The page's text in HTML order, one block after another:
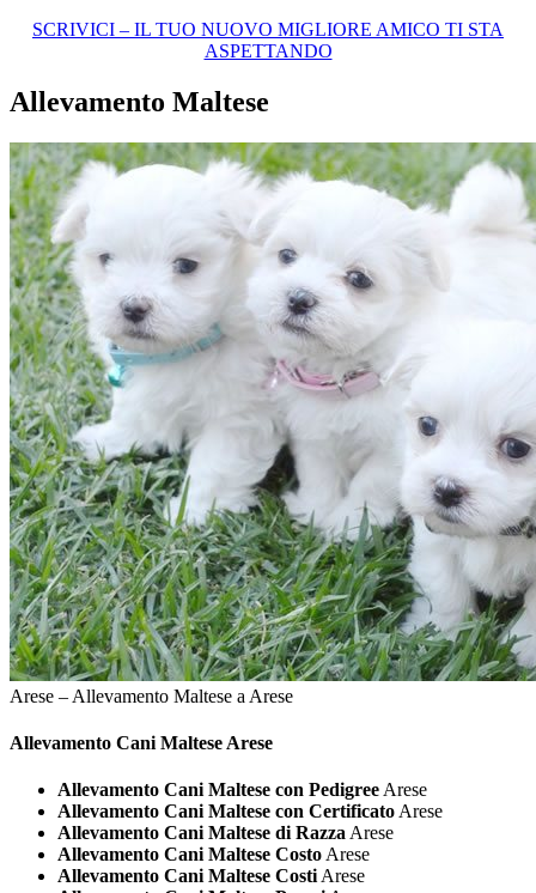
SCRIVICI – IL TUO NUOVO MIGLIORE AMICO TI STA
ASPETTANDO
Allevamento Maltese
Arese – Allevamento Maltese a Arese
Allevamento Cani Maltese Arese
Allevamento Cani Maltese con Pedigree Arese
Allevamento Cani Maltese con Certificato Arese
Allevamento Cani Maltese di Razza Arese
Allevamento Cani Maltese Costo Arese
Allevamento Cani Maltese Costi Arese